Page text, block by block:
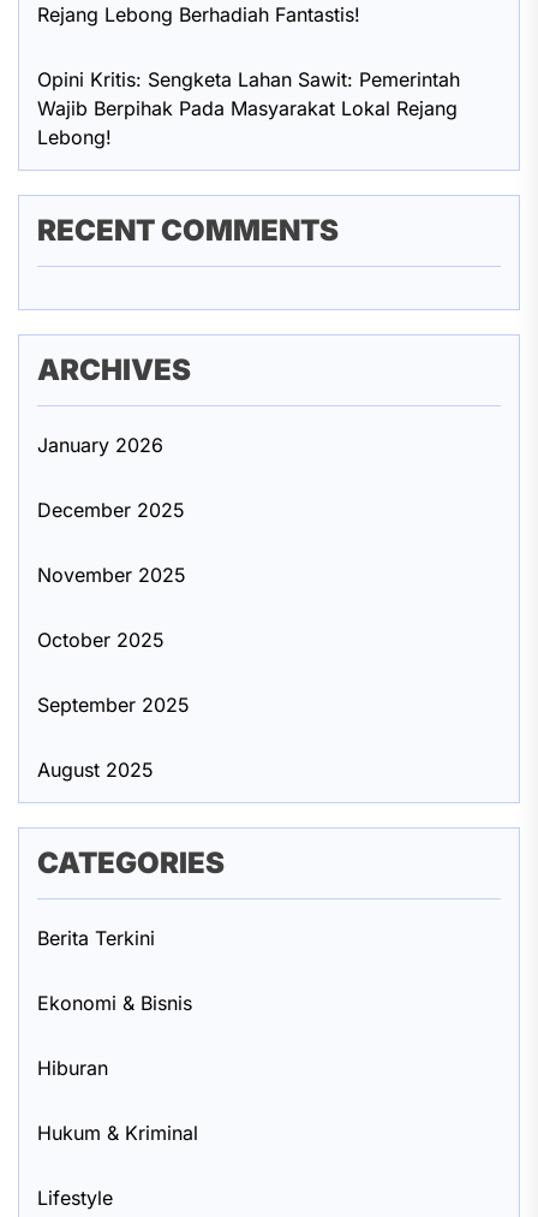
Rejang Lebong Berhadiah Fantastis!
Opini Kritis: Sengketa Lahan Sawit: Pemerintah
Wajib Berpihak Pada Masyarakat Lokal Rejang
Lebong!
RECENT COMMENTS
ARCHIVES
January 2026
December 2025
November 2025
October 2025
September 2025
August 2025
CATEGORIES
Berita Terkini
Ekonomi & Bisnis
Hiburan
Hukum & Kriminal
Lifestyle